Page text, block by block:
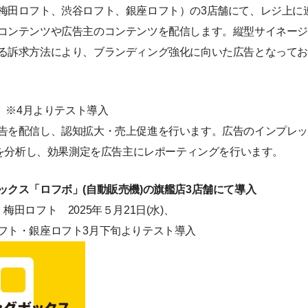
田ロフト、渋谷ロフト、銀座ロフト）の3店舗にて、レジ上に
ンテンツや広告主のコンテンツを配信します。縦型サイネー
訴求方法により、ブランディング強化に向いた広告となって
月よりテスト導入
を配信し、認知拡大・売上促進を行います。広告のインプレ
析し、効果測定を広告主にレポーティングを行います。
ス「ロフボ」(自動販売機)の旗艦店3店舗にて導入
田ロフト 2025年５月21日(水)、
フト3月下旬よりテスト導入